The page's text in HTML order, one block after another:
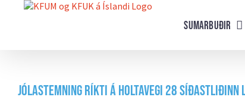
Sumarbuðir
Jólastemning ríkti á Holtavegi 28 síðastliðinn